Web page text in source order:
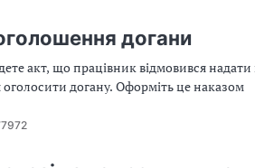
догани
акт, що працівник відмовився
догану. Оформіть це наказом